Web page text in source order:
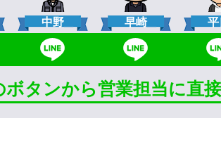
中野 早崎 平
タンから営業担当に直